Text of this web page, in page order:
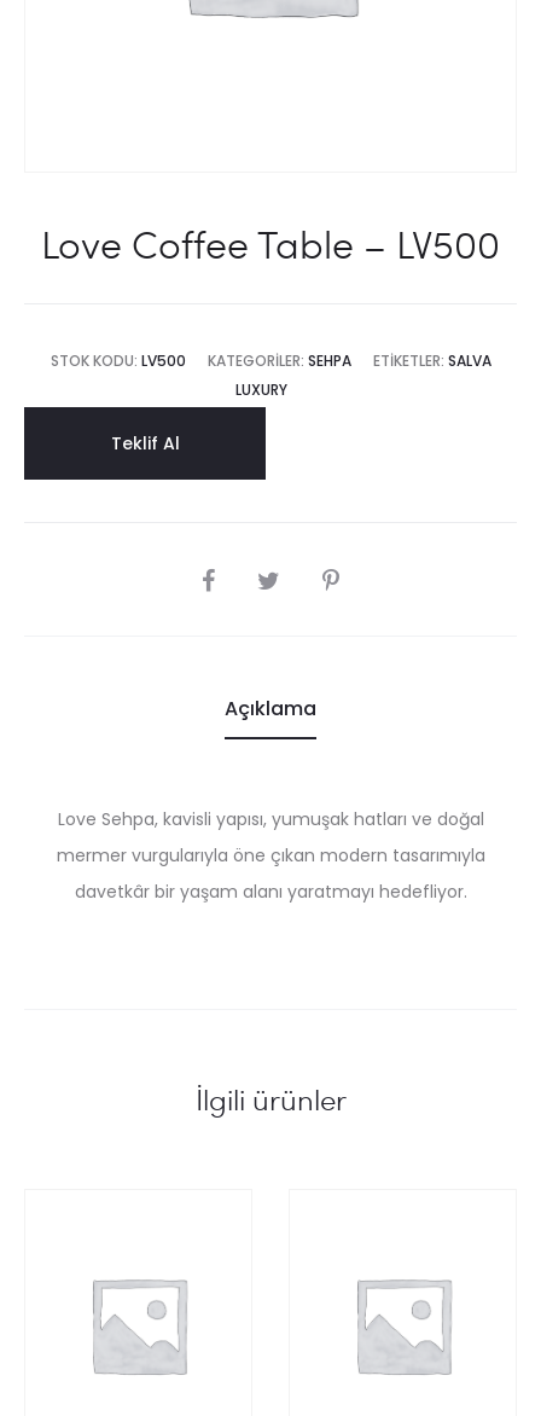
Love Coffee Table – LV500
STOK KODU: LV500 KATEGORILER: SEHPA ETIKETLER: SALVA
LUXURY
Teklif Al
SHARE
Açıklama
Love Sehpa, kavisli yapısı, yumuşak hatları ve doğal
mermer vurgularıyla öne çıkan modern tasarımıyla
davetkâr bir yaşam alanı yaratmayı hedefliyor.
İlgili ürünler